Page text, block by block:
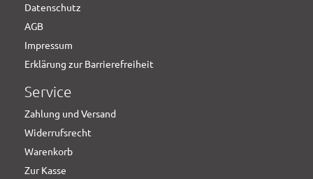
Datenschutz
AGB
Impressum
Erklärung zur Barrierefreiheit
Service
Zahlung und Versand
Widerrufsrecht
Warenkorb
Zur Kasse